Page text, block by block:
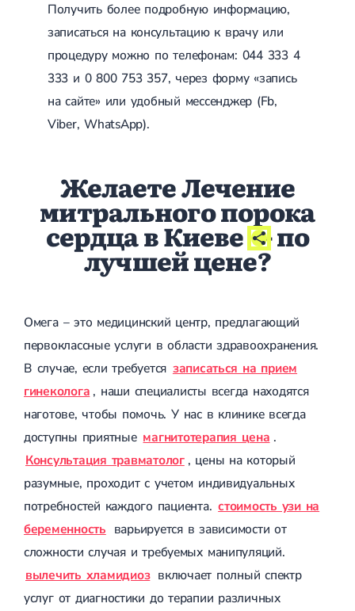
Получить более подробную информацию,
записаться на консультацию к врачу или
процедуру можно по телефонам: 044 333 4
333 и 0 800 753 357, через форму «запись
на сайте» или удобный мессенджер (Fb,
Viber, WhatsApp).
Желаете Лечение
митрального порока
сердца в Киеве - по
лучшей цене?
Омега – это медицинский центр, предлагающий
первоклассные услуги в области здравоохранения.
В случае, если требуется записаться на прием
гинеколога , наши специалисты всегда находятся
наготове, чтобы помочь. У нас в клинике всегда
доступны приятные магнитотерапия цена .
Консультация травматолог , цены на который
разумные, проходит с учетом индивидуальных
потребностей каждого пациента. стоимость узи на
беременность варьируется в зависимости от
сложности случая и требуемых манипуляций.
вылечить хламидиоз включает полный спектр
услуг от диагностики до терапии различных